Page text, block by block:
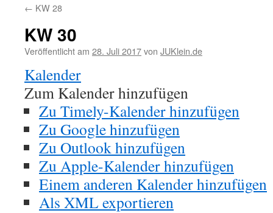
← KW 28
KW 30
Veröffentlicht am 28. Juli 2017von JUKlein.de
Kalender
Zum Kalender hinzufügen
Zu Timely-Kalender hinzufügen
Zu Google hinzufügen
Zu Outlook hinzufügen
Zu Apple-Kalender hinzufügen
Einem anderen Kalender hinzufügen
Als XML exportieren